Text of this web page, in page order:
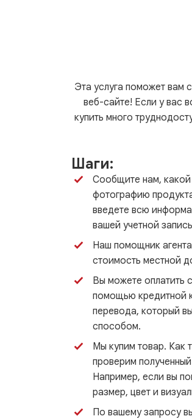
Эта услуга поможет вам
веб-сайте! Если у вас
купить много
Шаги:
Сообщите нам, какой
фотографию
введете всю
вашей учетной
Наш помощник
стоимость местной
Вы можете оплатить
помощью кредитной
перевода, который
способом.
Мы купим товар. Как
проверим
Например, если вы
размер, цвет и
По вашему запросу